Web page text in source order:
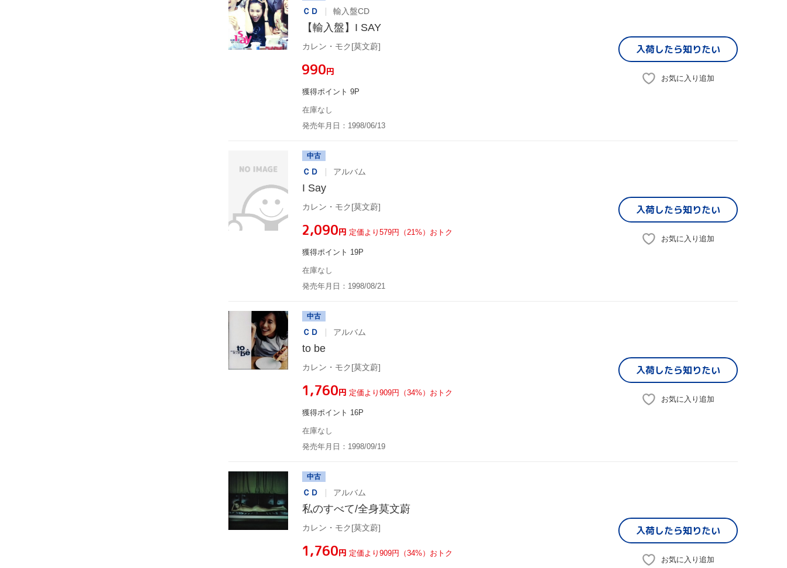
ＣＤ 輸入盤CD
【輸入盤】I SAY
カレン・モク[莫文蔚]
¥990円
獲得ポイント 9P
在庫なし
発売年月日：1998/06/13
入荷したら知りたい
お気に入り追加
中古
ＣＤ アルバム
I Say
カレン・モク[莫文蔚]
¥2,090円 定価より579円（21%）おトク
獲得ポイント 19P
在庫なし
発売年月日：1998/08/21
入荷したら知りたい
お気に入り追加
中古
ＣＤ アルバム
to be
カレン・モク[莫文蔚]
¥1,760円 定価より909円（34%）おトク
獲得ポイント 16P
在庫なし
発売年月日：1998/09/19
入荷したら知りたい
お気に入り追加
中古
ＣＤ アルバム
私のすべて/全身莫文蔚
カレン・モク[莫文蔚]
¥1,760円 定価より909円（34%）おトク
入荷したら知りたい
お気に入り追加